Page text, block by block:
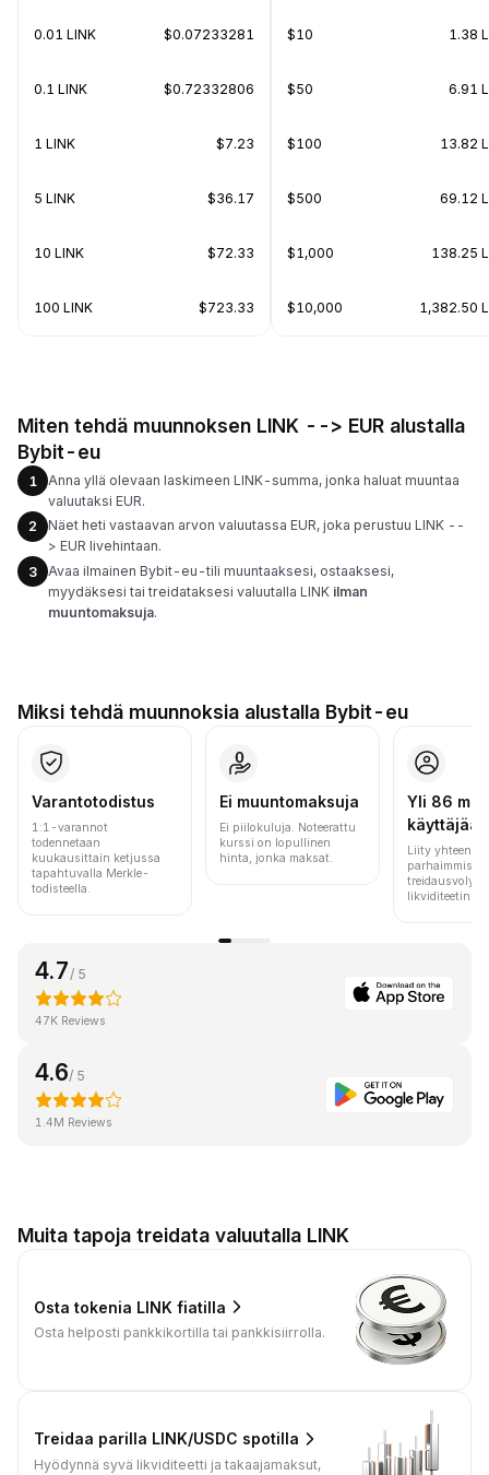
0.01 LINK $0.07233281
0.1 LINK $0.72332806
1 LINK $7.23
5 LINK $36.17
10 LINK $72.33
100 LINK $723.33
$10 1.38
$50 6.91
$100 13.82
$500 69.12
$1,000 138.25
$10,000 1,382.50
Miten tehdä muunnoksen LINK --> EUR alustalla
Bybit-eu
1
Anna yllä olevaan laskimeen LINK-summa, jonka haluat muuntaa
valuutaksi EUR.
2
Näet heti vastaavan arvon valuutassa EUR, joka perustuu LINK --
> EUR livehintaan.
3
Avaa ilmainen Bybit-eu-tili muuntaaksesi, ostaaksesi,
myydäksesi tai treidataksesi valuutalla LINK ilman
muuntomaksuja.
Miksi tehdä muunnoksia alustalla Bybit-eu
Varantotodistus
1:1-varannot
todennetaan
kuukausittain ketjussa
tapahtuvalla Merkle-
todisteella.
Ei muuntomaksuja
Ei piilokuluja. Noteerattu
kurssi on lopullinen
hinta, jonka maksat.
Yli 86 milj.
käyttäjää
Liity yhteen
parhaimmista
likviditeetin
4.7 / 5
47K Reviews
4.6/ 5
1.4M Reviews
Muita tapoja treidata valuutalla LINK
Osta tokenia LINK fiatilla
Osta helposti pankkikortilla tai pankkisiirrolla.
Treidaa parilla LINK/USDC spotilla
Hyödynnä syvä likviditeetti ja takaajamaksut,